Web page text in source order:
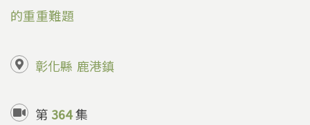
的重重難題
彰化縣 鹿港鎮
第 364集